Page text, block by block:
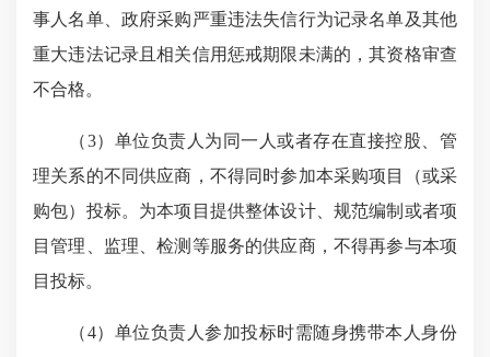
事人名单、政府采购严重违法失信行为记录名单及其他
重大违法记录且相关信用惩戒期限未满的，其资格审查
不合格。
（3）单位负责人为同一人或者存在直接控股、管
理关系的不同供应商，不得同时参加本采购项目（或采
购包）投标。为本项目提供整体设计、规范编制或者项
目管理、监理、检测等服务的供应商，不得再参与本项
目投标。
（4）单位负责人参加投标时需随身携带本人身份